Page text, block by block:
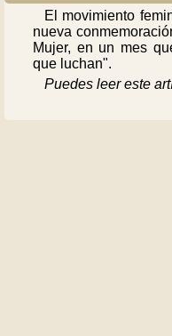
El movimiento
nueva
Mujer, en un mes
que luchan".
Puedes leer este